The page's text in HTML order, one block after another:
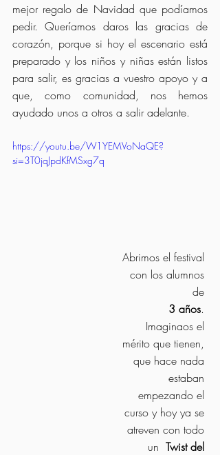
mejor regalo de Navidad que podíamos
pedir. Queríamos daros las gracias de
corazón, porque si hoy el escenario está
preparado y los niños y niñas están listos
para salir, es gracias a vuestro apoyo y a
que, como comunidad, nos hemos
ayudado unos a otros a salir adelante.
https://youtu.be/W1YEMVoNaQE?
si=3T0jqJpdKfMSxg7q
Abrimos el festival
con los alumnos
de
  	3 años
.
Imaginaos el
mérito que tienen,
que hace nada
estaban
empezando el
curso y hoy ya se
atreven con todo
un Twist del